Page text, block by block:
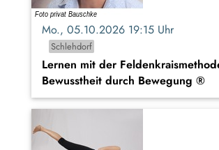
Mo., 05.10.2026 19:15 Uhr
Schlehdorf
Lernen mit der
Bewusstheit durch Bewegung ®